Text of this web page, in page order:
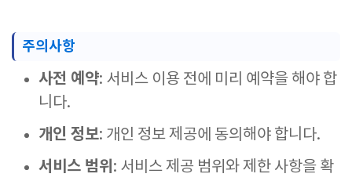
주의사항
사전 예약: 서비스 이용 전에 미리 예약을 해야 합
니다.
개인 정보: 개인 정보 제공에 동의해야 합니다.
서비스 범위 : 서비스 제공 범위와 제한 사항을 확